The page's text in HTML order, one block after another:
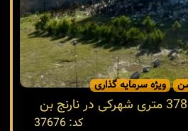
ویژه سرمایه گذاری
کد: 37676